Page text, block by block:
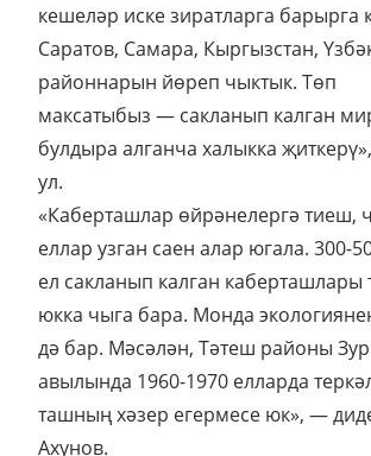
кешеләр иске зиратларга барырга
Саратов, Самара, Кыргызстан,
районнарын йөреп чыктык. Төп
максатыбыз — сакланып калган
булдыра алганча халыкка
ул.
«Каберташлар өйрәнелергә тиеш,
еллар узган саен алар югала. 300-
ел сакланып калган каберташлары
юкка чыга бара. Монда
дә бар. Мәсәлән, Тәтеш районы
авылында 1960-1970 елларда
ташның хәзер егермесе юк», —
Ахунов.